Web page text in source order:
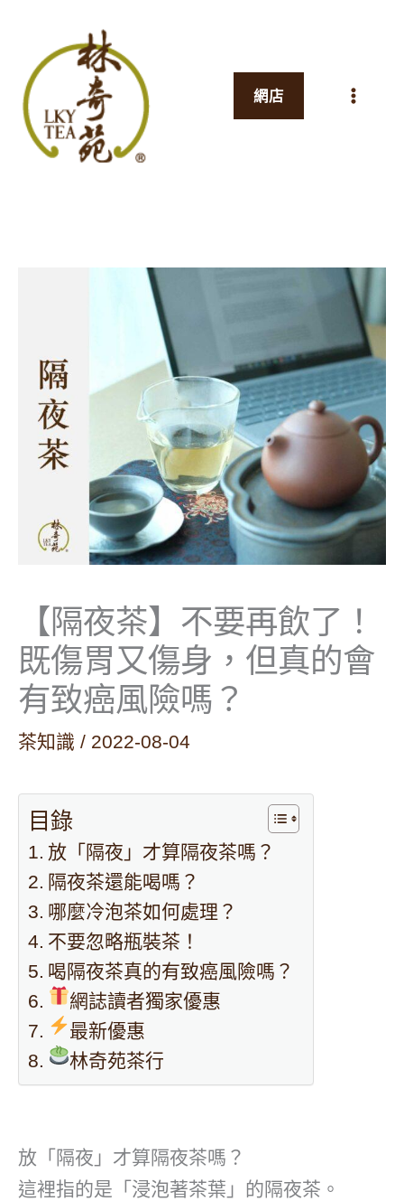
網店
【隔夜茶】不要再飲了！
既傷胃又傷身，但真的會
有致癌風險嗎？
茶知識 / 2022-08-04
目錄
放「隔夜」才算隔夜茶嗎？
隔夜茶還能喝嗎？
哪麼冷泡茶如何處理？
不要忽略瓶裝茶！
喝隔夜茶真的有致癌風險嗎？
網誌讀者獨家優惠
最新優惠
林奇苑茶行
放「隔夜」才算隔夜茶嗎？
這裡指的是「浸泡著茶葉」的隔夜茶。